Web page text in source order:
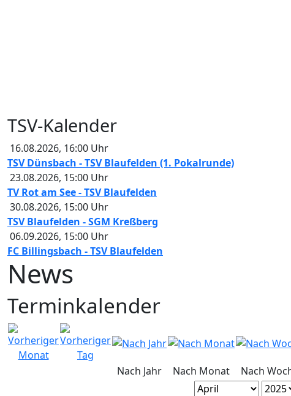
TSV-Kalender
16.08.2026, 16:00 Uhr
TSV Dünsbach - TSV Blaufelden (1. Pokalrunde)
23.08.2026, 15:00 Uhr
TV Rot am See - TSV Blaufelden
30.08.2026, 15:00 Uhr
TSV Blaufelden - SGM Kreßberg
06.09.2026, 15:00 Uhr
FC Billingsbach - TSV Blaufelden
News
Terminkalender
Nach Jahr Nach Monat Nach